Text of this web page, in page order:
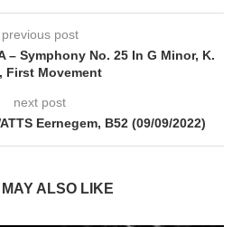
previous post
– Symphony No. 25 In G Minor, K.
First Movement
next post
Eernegem, B52 (09/09/2022)
ALSO LIKE